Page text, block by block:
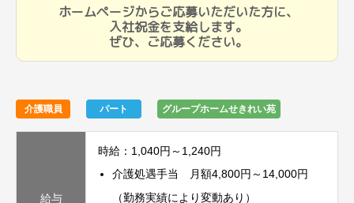
ホームページからご応募いただいた方に、
入社祝金を支給します。
ぜひ、ご応募ください。
介護職員 パート グループホームせきれい苑
給与
時給：1,040円～1,240円
介護処遇手当 月額4,800円～14,000円
（勤務実績により変動あり）